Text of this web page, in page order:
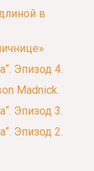
в
Эпизод 4.
Madnick.
Эпизод 3.
Эпизод 2.